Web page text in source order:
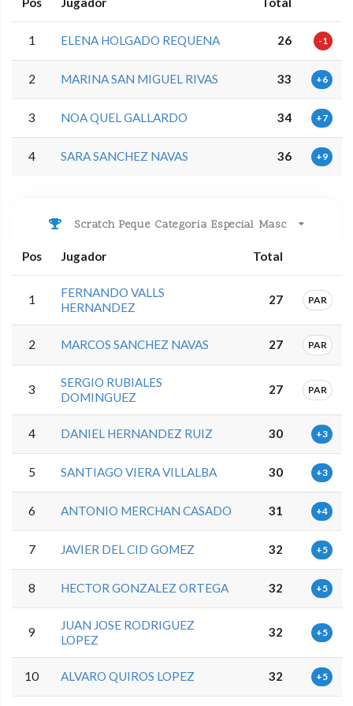
1 ELENA HOLGADO REQUENA 26 -1
2 MARINA SAN MIGUEL RIVAS 33 +6
3 NOA QUEL GALLARDO 34 +7
4 SARA SANCHEZ NAVAS 36 +9
Scratch Peque Categoria Especial Masc
Pos Jugador Total
1
FERNANDO VALLS
HERNANDEZ
27 PAR
2 MARCOS SANCHEZ NAVAS 27 PAR
3
SERGIO RUBIALES
DOMINGUEZ
27 PAR
4 DANIEL HERNANDEZ RUIZ 30 +3
5 SANTIAGO VIERA VILLALBA 30 +3
6 ANTONIO MERCHAN CASADO 31 +4
7 JAVIER DEL CID GOMEZ 32 +5
8 HECTOR GONZALEZ ORTEGA 32 +5
9
JUAN JOSE RODRIGUEZ
LOPEZ
32 +5
10 ALVARO QUIROS LOPEZ 32 +5